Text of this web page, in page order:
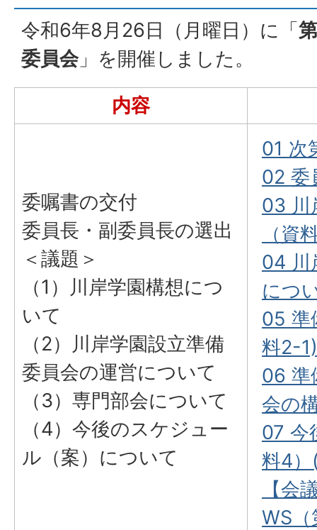
令和6年8月26日（月曜日）に「
委員会」を開催しました。
内容
委嘱書の交付
委員長・副委員長の選出
＜議題＞
（1）川岸学園構想につ
いて
（2）川岸学園設立準備
委員会の運営について
（3）専門部会について
（4）今後のスケジュー
ル（案）について
01 次
02 委
03 川
（資
04 川
につ
05 準
料2-
06 準
会の
07 今
料4）
【会
WS